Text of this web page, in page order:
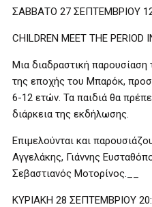
ΣΑΒΒΑΤΟ 27 ΣΕΠΤΕΜΒΡΙΟΥ
CHILDREN MEET THE PERIOD
Μια διαδραστική
της εποχής του Μπαρόκ,
6-12 ετών. Τα παιδιά θα
διάρκεια της εκδήλωσης.
Επιμελούνται και
Αγγελάκης, Γιάννης
Σεβαστιανός Μοτορίνος.__
ΚΥΡΙΑΚΗ 28 ΣΕΠΤΕΜΒΡΙΟΥ